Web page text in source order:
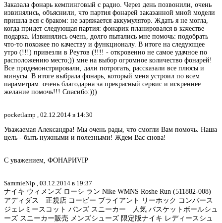
Заказала фонарь кемпинговый с радио. Через день позвонили, очень
извинялись, объяснили, что партия фонарей заказанной мной модели
пришла вся с браком: не заряжается аккумулятор. Ждать я не могла,
когда придет следующая партия: фонарик планировался в качестве
подарка. Извинялись очень, долго пытались мне помочь: подобрать
что-то похожее по качеству и функционалу. В итоге на следующее
утро (!!!) привезли в Реутов (!!!! - откровенно не самое удачное по
расположению место;)) мне на выбор огромное количество фонарей!
Все продемонстрировали, дали потрогать, рассказали все плюсы и
минусы. В итоге выбрала фонарь, который меня устроил по всем
параметрам. очень благодарна за прекрасный сервис и искреннее
желание помочь!!! Спасибо:)))
pocketlamp , 02.12.2014 в 14:30
Уважаемая Александра! Мы очень рады, что смогли Вам помочь. Наша
цель - быть нужными и полезными! Ждем Вас снова!
С уважением, ФОНАРИVIP
SammieNip , 03.12.2014 в 19:37
ナイキ ウィメンズ ローシ ラン Nike WMNS Roshe Run (511882-008)
アディダス 正規店 コービー ブライアント リーホック コンバース
ジェレミースコット バンズ スニーカー 人気 バスケットボールシュ
ーズ スニーカー販売 メンズシューズ 限定版ナイキ レディースシュ